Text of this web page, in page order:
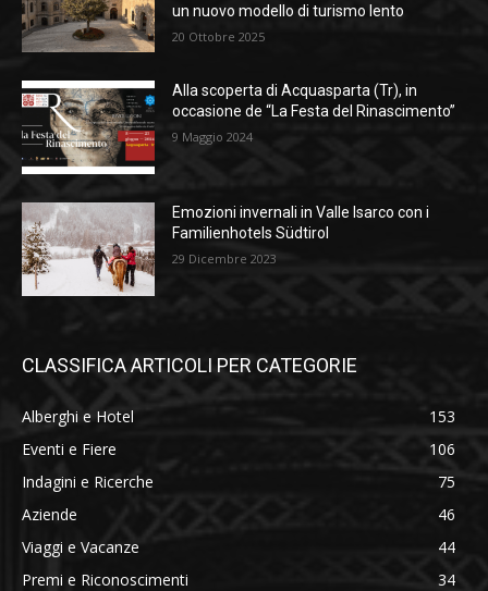
un nuovo modello di turismo lento
20 Ottobre 2025
Alla scoperta di Acquasparta (Tr), in
occasione de “La Festa del Rinascimento”
9 Maggio 2024
Emozioni invernali in Valle Isarco con i
Familienhotels Südtirol
29 Dicembre 2023
CLASSIFICA ARTICOLI PER CATEGORIE
Alberghi e Hotel
153
Eventi e Fiere
106
Indagini e Ricerche
75
Aziende
46
Viaggi e Vacanze
44
Premi e Riconoscimenti
34